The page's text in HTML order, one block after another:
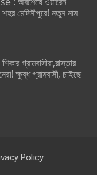
মেদিনীপুরে! নতুন নাম
গ্রামবাসীরা,রাস্তার
ক্ষুব্ধ গ্রামবাসী, চাইছে
Policy